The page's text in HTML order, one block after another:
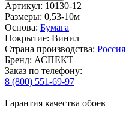
Артикул: 10130-12
Размеры: 0,53-10м
Основа: Бумага
Покрытие: Винил
Страна производства: Россия
Бренд: АСПЕКТ
Заказ по телефону:
8 (800) 551-69-97
Гарантия качества обоев